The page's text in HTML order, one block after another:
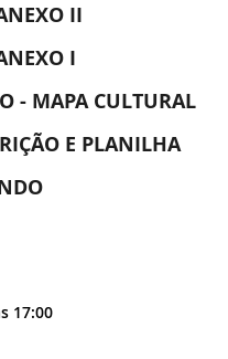
II
I
- MAPA CULTURAL
E PLANILHA
17:00